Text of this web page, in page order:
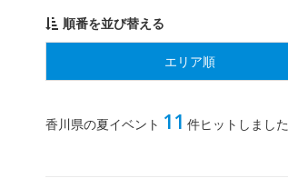
順番を並び替える
エリア順
香川県の夏イベント 11 件ヒットしました